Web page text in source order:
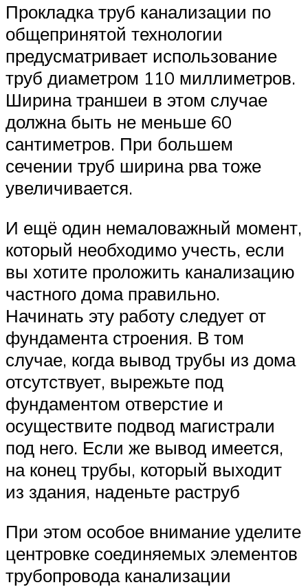
Прокладка труб канализации по
общепринятой технологии
предусматривает использование
труб диаметром 110 миллиметров.
Ширина траншеи в этом случае
должна быть не меньше 60
сантиметров. При большем
сечении труб ширина рва тоже
увеличивается.
И ещё один немаловажный момент,
который необходимо учесть, если
вы хотите проложить канализацию
частного дома правильно.
Начинать эту работу следует от
фундамента строения. В том
случае, когда вывод трубы из дома
отсутствует, вырежьте под
фундаментом отверстие и
осуществите подвод магистрали
под него. Если же вывод имеется,
на конец трубы, который выходит
из здания, наденьте раструб
При этом особое внимание уделите
центровке соединяемых элементов
трубопровода канализации